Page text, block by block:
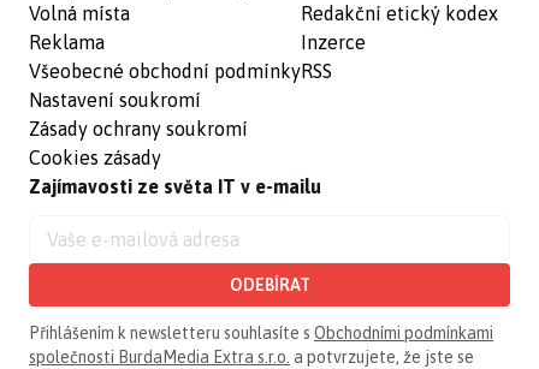
Volná místa
Reklama
Všeobecné obchodní podmínky
Nastavení soukromí
Zásady ochrany soukromí
Cookies zásady
Redakční etický kodex
Inzerce
RSS
Zajímavosti ze světa IT v e-mailu
ODEBÍRAT
Přihlášením k newsletteru souhlasíte s Obchodními podmínkami
společnosti BurdaMedia Extra s.r.o. a potvrzujete, že jste se